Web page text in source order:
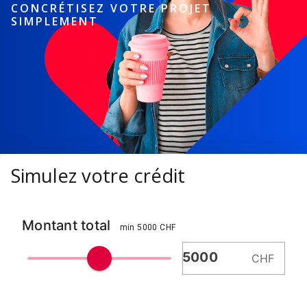
CONCRÉTISEZ VOTRE PROJET
SIMPLEMENT
Simulez votre crédit
Montant total min 5000 CHF
CHF